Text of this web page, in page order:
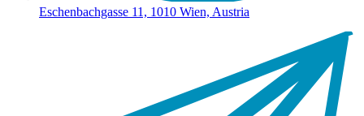
Eschenbachgasse 11, 1010 Wien, Austria